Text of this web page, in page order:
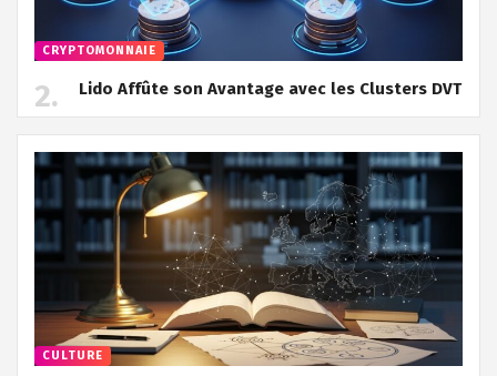
CRYPTOMONNAIE
Lido Affûte son Avantage avec les Clusters DVT
CULTURE